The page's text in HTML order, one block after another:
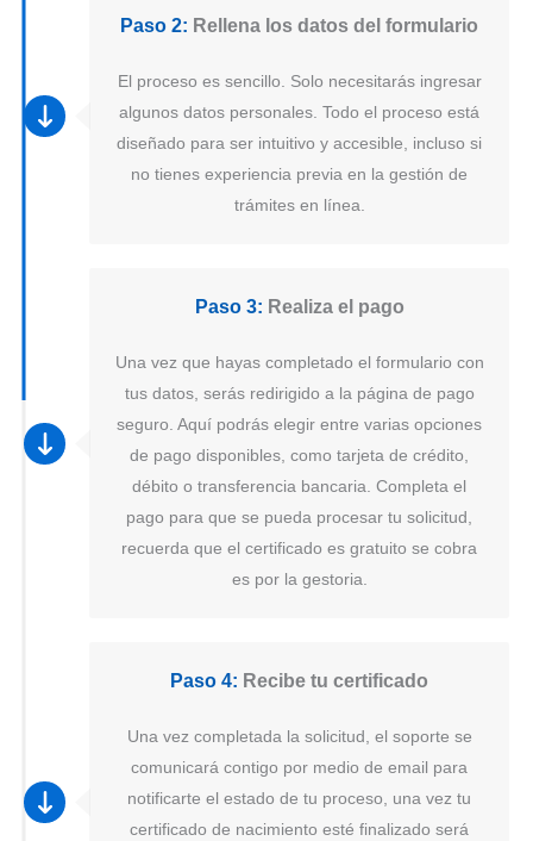
Paso 2: Rellena los datos del formulario
El proceso es sencillo. Solo necesitarás ingresar
algunos datos personales. Todo el proceso está
diseñado para ser intuitivo y accesible, incluso si
no tienes experiencia previa en la gestión de
trámites en línea.
Paso 3: Realiza el pago
Una vez que hayas completado el formulario con
tus datos, serás redirigido a la página de pago
seguro. Aquí podrás elegir entre varias opciones
de pago disponibles, como tarjeta de crédito,
débito o transferencia bancaria. Completa el
pago para que se pueda procesar tu solicitud,
recuerda que el certificado es gratuito se cobra
es por la gestoria.
Paso 4: Recibe tu certificado
Una vez completada la solicitud, el soporte se
comunicará contigo por medio de email para
notificarte el estado de tu proceso, una vez tu
certificado de nacimiento esté finalizado será